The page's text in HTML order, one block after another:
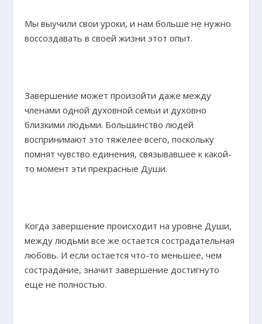
Мы выучили свои уроки, и нам больше не нужно
воссоздавать в своей жизни этот опыт.
Завершение может произойти даже между
членами одной духовной семьи и духовно
близкими людьми. Большинство людей
воспринимают это тяжелее всего, поскольку
помнят чувство единения, связывавшее к какой-
то момент эти прекрасные Души.
Когда завершение происходит на уровне Души,
между людьми все же остается сострадательная
любовь. И если остается что-то меньшее, чем
сострадание, значит завершение достигнуто
еще не полностью.